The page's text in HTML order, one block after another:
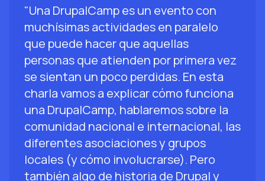
"Una DrupalCamp es un evento con
muchísimas actividades en paralelo
que puede hacer que aquellas
personas que atienden por primera vez
se sientan un poco perdidas. En esta
charla vamos a explicar cómo funciona
una DrupalCamp, hablaremos sobre la
comunidad nacional e internacional, las
diferentes asociaciones y grupos
locales (y cómo involucrarse). Pero
también algo de historia de Drupal y